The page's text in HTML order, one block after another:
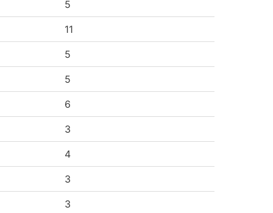
5
11
5
5
6
3
4
3
3